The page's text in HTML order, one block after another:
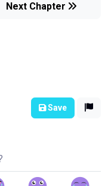
Next Chapter
Save